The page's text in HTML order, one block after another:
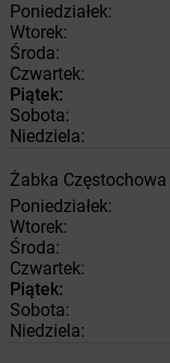
Poniedziałek:
Wtorek:
Środa:
Czwartek:
Piątek:
Sobota:
Niedziela:
Żabka Częstochowa
Poniedziałek:
Wtorek:
Środa:
Czwartek:
Piątek:
Sobota:
Niedziela: